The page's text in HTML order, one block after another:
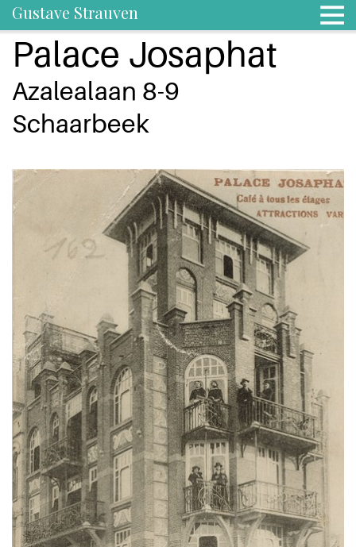
Gustave Strauven
Palace Josaphat
Azalealaan 8-9
Schaarbeek